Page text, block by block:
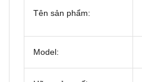
Tên sản phẩm:
Model: